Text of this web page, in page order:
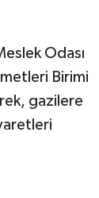
Odası
Birimi
gazilere